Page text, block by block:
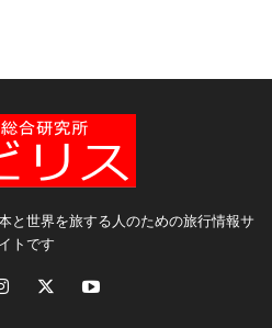
と世界を旅する人のための旅行情報サ
イトです